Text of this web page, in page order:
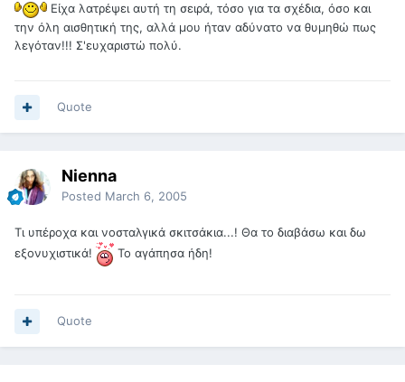
Είχα λατρέψει αυτή τη σειρά, τόσο για τα σχέδια, όσο και
την όλη αισθητική της, αλλά μου ήταν αδύνατο να θυμηθώ πως
λεγόταν!!! Σ'ευχαριστώ πολύ.
Quote
Nienna
Posted March 6, 2005
Τι υπέροχα και νοσταλγικά σκιτσάκια...! Θα το διαβάσω και δω
εξονυχιστικά!
Το αγάπησα ήδη!
Quote